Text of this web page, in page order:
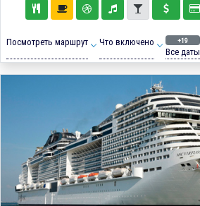
Посмотреть маршрут Что включено +19
Все даты